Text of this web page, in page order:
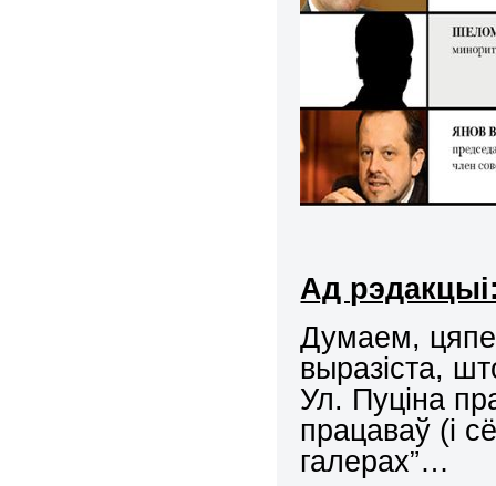
Ад
Думаем,
выразіста,
Ул. Пуціна
працаваў (і
галерах”…